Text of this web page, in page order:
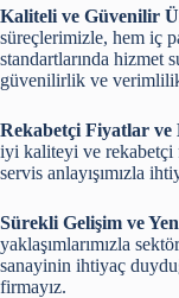
Kaliteli ve Güvenilir
süreçlerimizle, hem iç
standartlarında hizmet
güvenilirlik ve
Rekabetçi Fiyatlar ve
iyi kaliteyi ve rekabetçi
servis anlayışımızla
Sürekli Gelişim ve
yaklaşımlarımızla
sanayinin ihtiyaç
firmayız.